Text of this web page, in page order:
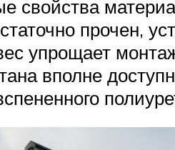
свойства
прочен,
упрощает
вполне